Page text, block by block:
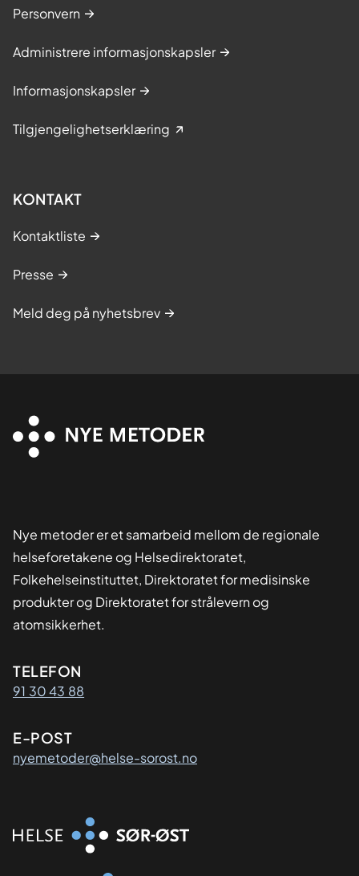
Personvern
Administrere informasjonskapsler
Informasjonskapsler
Tilgjengelighetserklæring
KONTAKT
Kontaktliste
Presse
Meld deg på nyhetsbrev
Nye metoder er et samarbeid mellom de regionale
helseforetakene og Helsedirektoratet,
Folkehelseinstituttet, Direktoratet for medisinske
produkter og Direktoratet for strålevern og
atomsikkerhet.
Kontaktinformasjon
TELEFON
91 30 43 88
E-POST
nyemetoder@helse-sorost.no
Organisasjon